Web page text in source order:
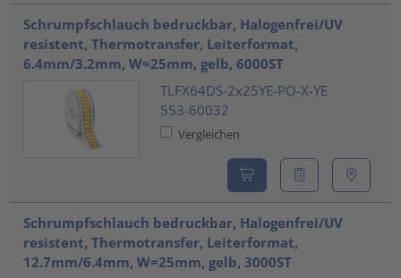
Schrumpfschlauch bedruckbar, Halogenfrei/UV
resistent, Thermotransfer, Leiterformat,
6.4mm/3.2mm, W=25mm, gelb, 6000ST
TLFX64DS-2x25YE-PO-X-YE
553-60032
Vergleichen
Schrumpfschlauch bedruckbar, Halogenfrei/UV
resistent, Thermotransfer, Leiterformat,
12.7mm/6.4mm, W=25mm, gelb, 3000ST